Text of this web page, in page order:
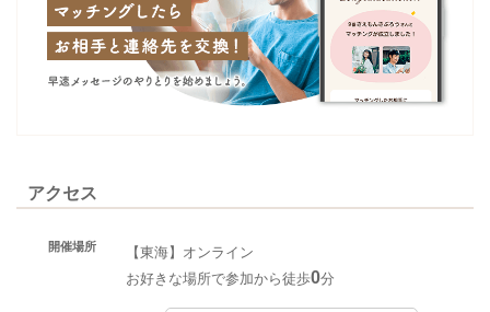
アクセス
開催場所
【東海】オンライン
お好きな場所で参加から徒歩0分